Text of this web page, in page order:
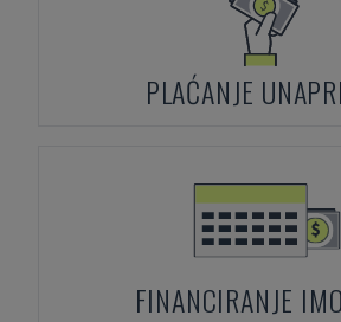
PLAĆANJE
FINANCIRANJE